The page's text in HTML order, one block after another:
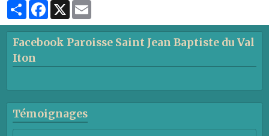
PartagerFacebook
Facebook Paroisse Saint Jean Baptiste du Val
Iton
Témoignages